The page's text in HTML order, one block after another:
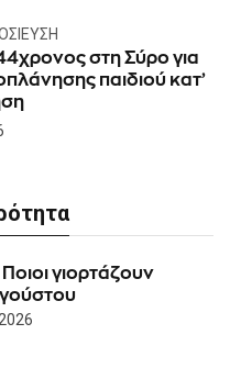
στη Σύρο για
παιδιού κατ’
γιορτάζουν